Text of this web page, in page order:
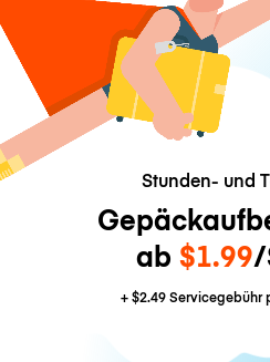
Stunden- und
ab $1.99/
+$2.49Servicegebühr